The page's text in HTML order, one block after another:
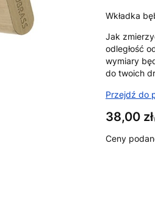
Wkładka
Jak
odległość
wymiary
do twoich
Przejdź do
Cena
38,00 zł
Ceny